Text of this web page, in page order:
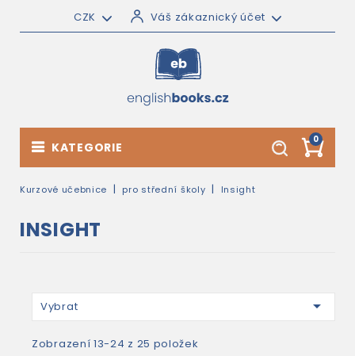
CZK Váš zákaznický účet
0
KATEGORIE
Kurzové učebnice pro střední školy Insight
INSIGHT
Vybrat 
Zobrazení 13-24 z 25 položek